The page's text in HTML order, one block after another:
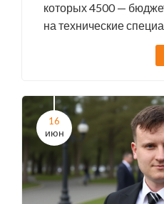
которых 4500 —
на технические
16
июн